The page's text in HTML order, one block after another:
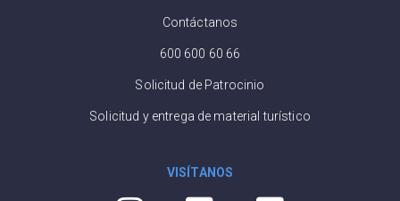
Contáctanos
600 600 60 66
Solicitud de Patrocinio
Solicitud y entrega de material turístico
VISÍTANOS